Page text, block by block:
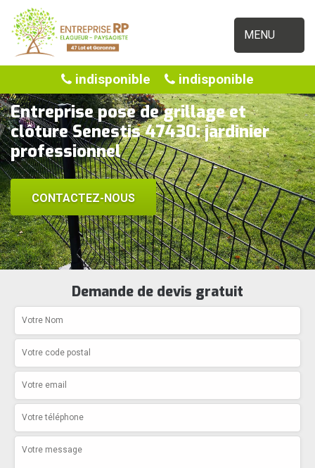
MENU
indisponible indisponible
Entreprise pose de grillage et
clôture Senestis 47430: jardinier
professionnel
CONTACTEZ-NOUS
Demande de devis gratuit